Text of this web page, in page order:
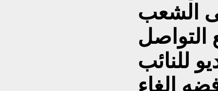
الشعب
التواصل
للنائب
إلغاء